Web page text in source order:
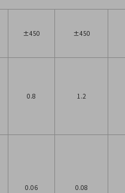
±450 ±450
0.8 1.2
0.06 0.08